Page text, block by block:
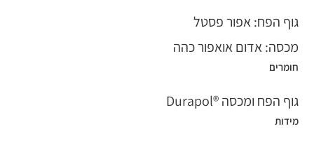
גוף הפח: אפור פסטל
מכסה: אדום אואפור כהה
חומרים
גוף הפח ומכסה ®Durapol
מידות